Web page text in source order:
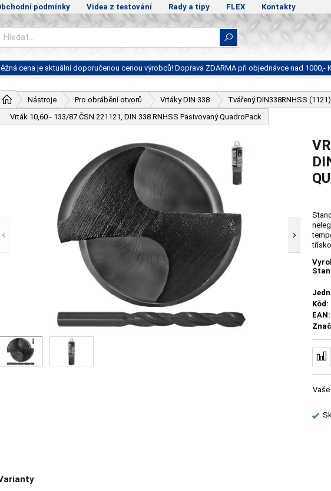
podmínky Videa z testování Rady a tipy FLEX Kontakty
cena je aktuální doporučenou cenou výrobců! Doprava ZDARMA při objednávce nad 1000,-
Nástroje Pro obrábění otvorů Vrtáky DIN 338
Tvářený DIN338RNHSS (1121)
Vrták 10,60 - 133/87 ČSN 221121, DIN 338 RNHSS Pasivovaný QuadroPack
Kód:
EAN: